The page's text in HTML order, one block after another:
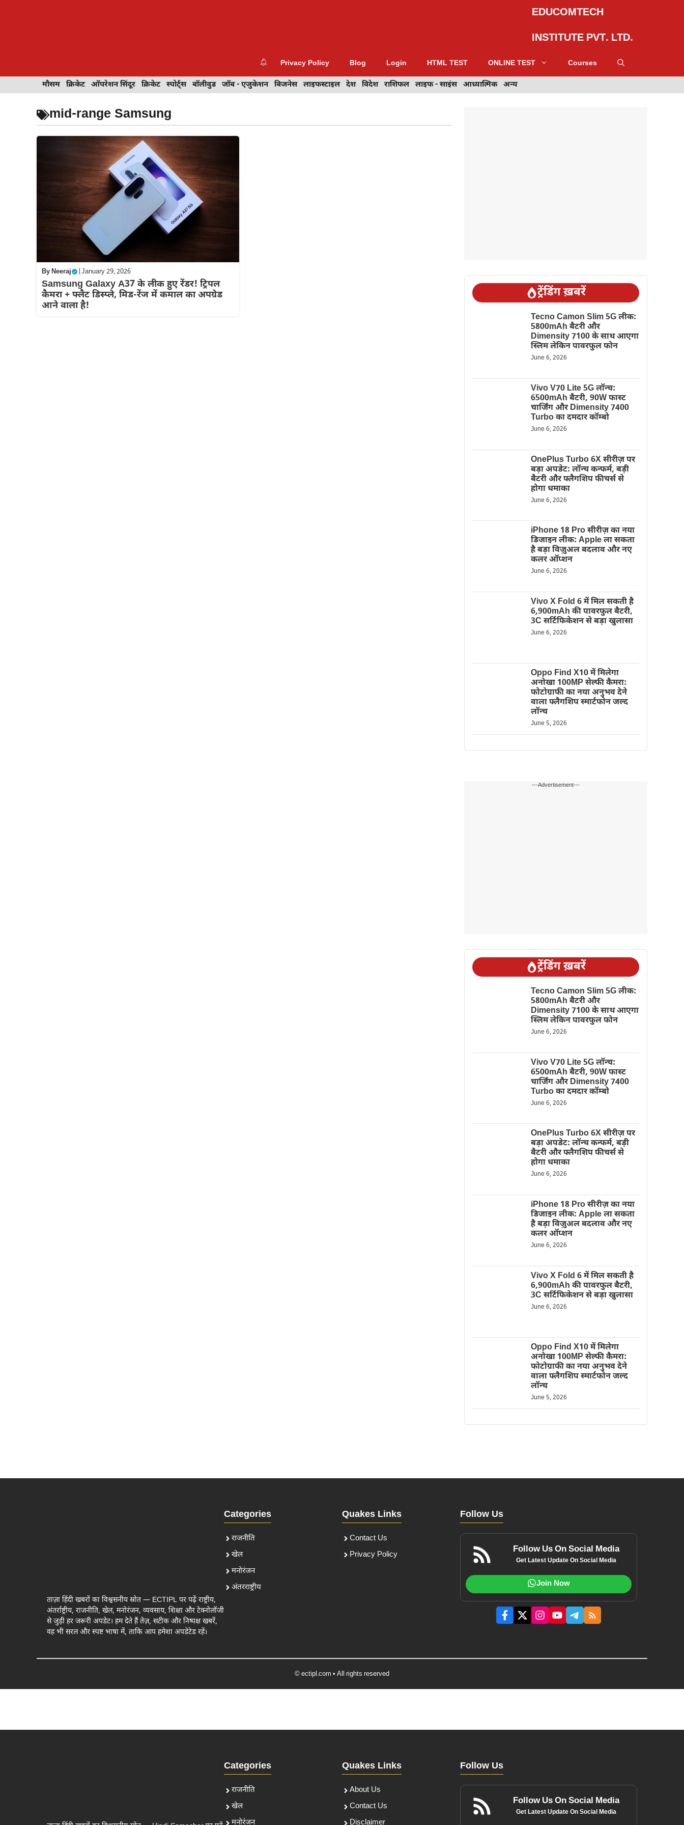
EDUCOMTECH
INSTITUTE PVT. LTD.
Privacy Policy Blog Login HTML TEST ONLINE TEST Courses
इवेंट खेल मेहंदी डिज़ाइन टेक्नोलॉजी ट्रेवल बॉलीवुड जॉब - एजुकेशन बिजनेस वेब डिज़ाइन देश विदेश राशिफल लाइफ - साइंस आध्यात्मिक अन्य
मौसम क्रिकेट ऑपरेशन सिंदूर क्रिकेट स्पोर्ट्स बॉलीवुड जॉब - एजुकेशन बिजनेस लाइफस्टाइल देश विदेश राशिफल लाइफ - साइंस आध्यात्मिक अन्य
mid-range Samsung
ByNeeraj January 29, 2026
Samsung Galaxy A37 के लीक हुए रेंडर! ट्रिपल
कैमरा + फ्लैट डिस्प्ले, मिड-रेंज में कमाल का अपग्रेड
आने वाला है!
ट्रेंडिंग ख़बरें
Tecno Camon Slim 5G लीक:
5800mAh बैटरी और
Dimensity 7100 के साथ आएगा
स्लिम लेकिन पावरफुल फोन
June 6, 2026
Vivo V70 Lite 5G लॉन्च:
6500mAh बैटरी, 90W फास्ट
चार्जिंग और Dimensity 7400
Turbo का दमदार कॉम्बो
June 6, 2026
OnePlus Turbo 6X सीरीज़ पर
बड़ा अपडेट: लॉन्च कन्फर्म, बड़ी
बैटरी और फ्लैगशिप फीचर्स से
होगा धमाका
June 6, 2026
iPhone 18 Pro सीरीज़ का नया
डिजाइन लीक: Apple ला सकता
है बड़ा विज़ुअल बदलाव और नए
कलर ऑप्शन
June 6, 2026
Vivo X Fold 6 में मिल सकती है
6,900mAh की पावरफुल बैटरी,
3C सर्टिफिकेशन से बड़ा खुलासा
June 6, 2026
Oppo Find X10 में मिलेगा
अनोखा 100MP सेल्फी कैमरा:
फोटोग्राफी का नया अनुभव देने
वाला फ्लैगशिप स्मार्टफोन जल्द
लॉन्च
June 5, 2026
---Advertisement---
ट्रेंडिंग ख़बरें
Tecno Camon Slim 5G लीक:
5800mAh बैटरी और
Dimensity 7100 के साथ आएगा
स्लिम लेकिन पावरफुल फोन
June 6, 2026
Vivo V70 Lite 5G लॉन्च:
6500mAh बैटरी, 90W फास्ट
चार्जिंग और Dimensity 7400
Turbo का दमदार कॉम्बो
June 6, 2026
OnePlus Turbo 6X सीरीज़ पर
बड़ा अपडेट: लॉन्च कन्फर्म, बड़ी
बैटरी और फ्लैगशिप फीचर्स से
होगा धमाका
June 6, 2026
iPhone 18 Pro सीरीज़ का नया
डिजाइन लीक: Apple ला सकता
है बड़ा विज़ुअल बदलाव और नए
कलर ऑप्शन
June 6, 2026
Vivo X Fold 6 में मिल सकती है
6,900mAh की पावरफुल बैटरी,
3C सर्टिफिकेशन से बड़ा खुलासा
June 6, 2026
Oppo Find X10 में मिलेगा
अनोखा 100MP सेल्फी कैमरा:
फोटोग्राफी का नया अनुभव देने
वाला फ्लैगशिप स्मार्टफोन जल्द
लॉन्च
June 5, 2026
ताज़ा हिंदी खबरों का विश्वसनीय स्रोत — ECTIPL पर पढ़ें राष्ट्रीय,
अंतर्राष्ट्रीय, राजनीति, खेल, मनोरंजन, व्यवसाय, शिक्षा और टेक्नोलॉजी
से जुड़ी हर जरूरी अपडेट। हम देते हैं तेज़, सटीक और निष्पक्ष खबरें,
वह भी सरल और स्पष्ट भाषा में, ताकि आप हमेशा अपडेटेड रहें।
Categories
राजनीति
खेल
मनोरंजन
अंतरराष्ट्रीय
Quakes Links
Contact Us
Privacy Policy
Follow Us
Follow Us On Social Media
Get Latest Update On Social Media
Join Now
© ectipl.com • All rights reserved
Categories
राजनीति
खेल
मनोरंजन
Quakes Links
About Us
Contact Us
Disclaimer
Follow Us
Follow Us On Social Media
Get Latest Update On Social Media